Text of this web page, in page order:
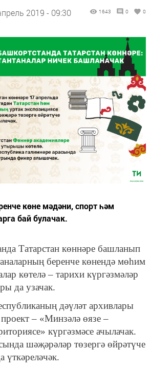
2019 - 09:30 1643 0 0
көне мәдәни, спорт һәм
бай булачак.
Татарстан көннәре башланып
беренче көнендә мөһим
көтелә – тарихи күргәзмәләр
да узачак.
дәүләт архивлары
– «Минзәлә өязе –
күргәзмәсе ачылачак.
шәҗәрәләр төзергә өйрәтүче
үткәреләчәк.